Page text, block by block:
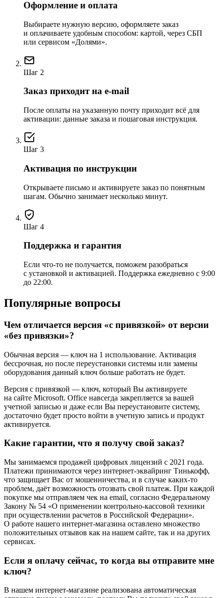
Оформление и оплата
Выбираете нужную версию, оформляете заказ
и оплачиваете удобным способом: картой, через СБП
или сервисом «Долями».
Шаг 2
Заказ приходит на e-mail
После оплаты на указанную почту приходит всё для
активации: данные заказа и пошаговая инструкция.
Шаг 3
Активация по инструкции
Открываете письмо и активируете заказ по понятным
шагам. Обычно занимает несколько минут.
Шаг 4
Поддержка и гарантия
Если что-то не получается, поможем разобраться
с установкой и активацией. Поддержка ежедневно с 9:00
до 22:00.
Популярные вопросы
Чем отличается версия «с привязкой» от версии
«без привязки»?
Обычная версия — ключ на 1 использование. Активация
бессрочная, но после переустановки системы или замены
оборудования данный ключ больше работать не будет.
Версия с привязкой — ключ, который Вы активируете
на сайте Microsoft. Office навсегда закрепляется за вашей
учетной записью и даже если Вы переустановите систему,
достаточно будет просто войти в учетную запись и продукт
активируется.
Какие гарантии, что я получу свой заказ?
Мы занимаемся продажей цифровых лицензий с 2021 года.
Платежи принимаются через интернет-эквайринг Тинькофф,
что защищает Вас от мошенничества, и в случае каких-то
проблем, даёт возможность отозвать свой платеж. При каждой
покупке мы отправляем чек на email, согласно Федеральному
Закону № 54 «О применении контрольно-кассовой техники
при осуществлении расчетов в Российской Федерации».
О работе нашего интернет-магазина оставлено множество
положительных отзывов как на нашем сайте, так и на других
сервисах.
Если я оплачу сейчас, то когда вы отправите мне
ключ?
В нашем интернет-магазине реализована автоматическая